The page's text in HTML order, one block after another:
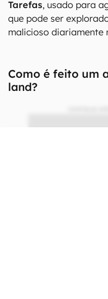
Tarefas, usado para
que pode ser
malicioso diariamente
Como é feito um
land?